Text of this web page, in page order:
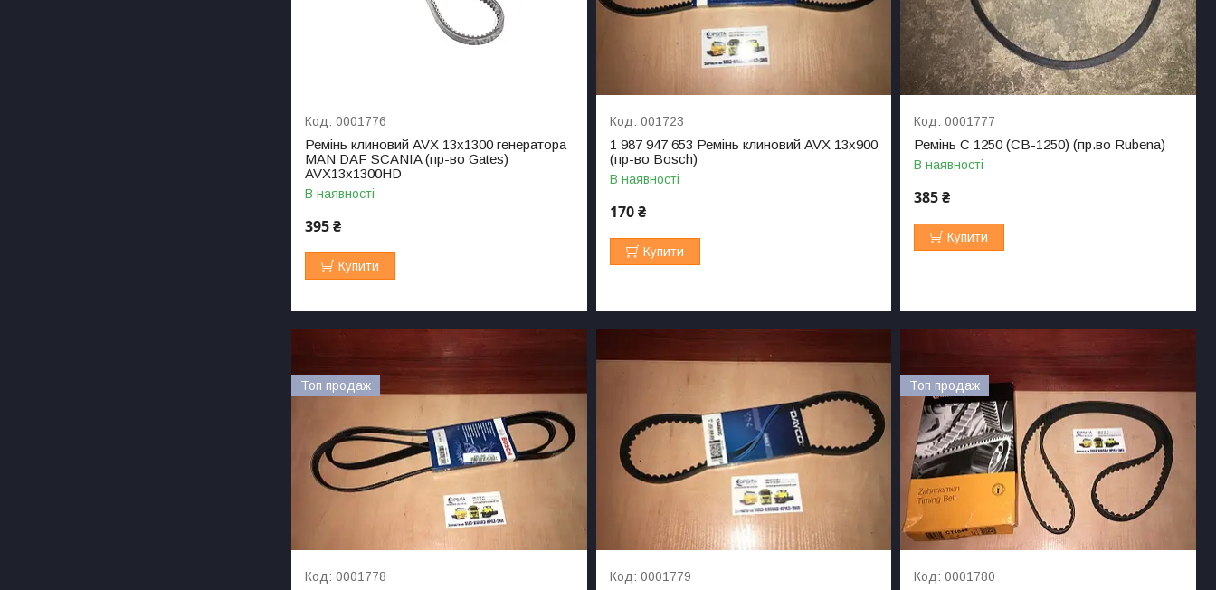
0001776
Ремінь клиновий AVX 13x1300 генератора
MAN DAF SCANIA (пр-во Gates)
AVX13x1300HD
В наявності
395 ₴
Купити
001723
1 987 947 653 Ремінь клиновий AVX 13х900
(пр-во Bosch)
В наявності
170 ₴
Купити
0001777
Ремінь C 1250 (СВ-1250) (пр.во Rubena)
В наявності
385 ₴
Купити
Топ продаж
0001778 0001779
Топ продаж
0001780